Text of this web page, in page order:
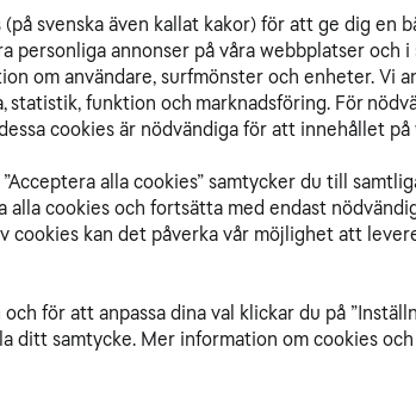
frågor och svar samt få tips om vad du
du av oss på kundservice. När
en telefon med knappsats, själv
du vill aktivera en vidarekoppling men inte är
så hjälper vi dig.
telefonsvararen.
svenska även kallat kakor) för att ge dig en
personliga annonser på våra webbplatser och i
om användare, surfmönster och enheter. Vi
statistik, funktion och marknadsföring. För
cookies är nödvändiga för att innehållet på
alla cookies” samtycker du till
alla cookies och fortsätta med endast
cookies kan det påverka vår möjlighet att
för att anpassa dina val klickar du på
ditt samtycke. Mer information om cookies